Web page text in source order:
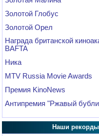
Золотой Глобус
Золотой Орел
Награда британской
BAFTA
Ника
MTV Russia Movie Awards
Премия KinoNews
Антипремия "Ржавый
Наши рекорды